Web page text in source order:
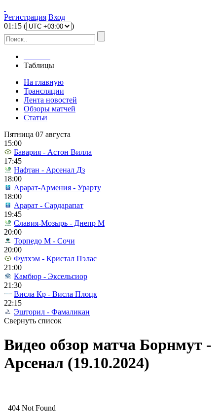
Регистрация Вход
01 :15 ( )
Таблицы
На главную
Трансляции
Лента новостей
Обзоры матчей
Статьи
Пятница 07 августа
15:00
Бавария - Астон Вилла
17:45
Нафтан - Арсенал Дз
18:00
Арарат-Армения - Урарту
18:00
Арарат - Сардарапат
19:45
Славия-Мозырь - Днепр М
20:00
Торпедо М - Сочи
20:00
Фулхэм - Кристал Пэлас
21:00
Камбюр - Эксельсиор
21:30
Висла Кр - Висла Плоцк
22:15
Эшторил - Фамаликан
Свернуть список
Видео обзор матча Борнмут -
Арсенал (19.10.2024)